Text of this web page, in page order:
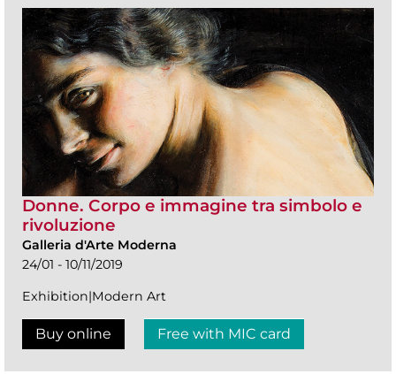
Donne. Corpo e immagine tra simbolo e
rivoluzione
Galleria d'Arte Moderna
24/01 - 10/11/2019
Exhibition|Modern Art
Buy online Free with MIC card